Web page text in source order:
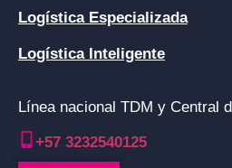
Logística Especializada
Logística Inteligente
Línea nacional TDM y Central
+57 3232540125